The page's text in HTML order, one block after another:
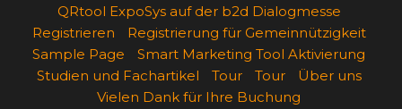
QRtool ExpoSys auf der b2d Dialogmesse
Registrieren
Registrierung für Gemeinnützigkeit
Sample Page
Smart Marketing Tool Aktivierung
Studien und Fachartikel
Tour Tour
Über uns
Vielen Dank für Ihre Buchung